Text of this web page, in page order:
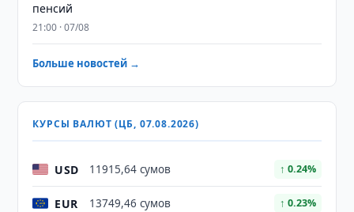
пенсий
21:00 · 07/08
Больше новостей →
КУРСЫ ВАЛЮТ (ЦБ, 07.08.2026)
USD 11915,64 сумов ↑ 0.24%
EUR 13749,46 сумов ↑ 0.23%